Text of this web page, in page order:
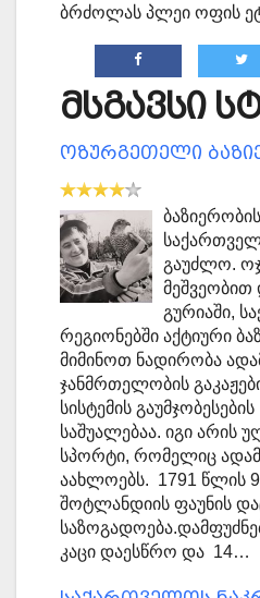
ბრძოლას პლეი ოფის
მსგავსი
ოზურგეთელი
გაუძლო.
მეშვეობით
გურიაში,
რეგიონებში აქტიური
მიმინოთ ნადირობა
ჯანმრთელობის
სისტემის
საშუალებაა. იგი არის
სპორტი, რომელიც
აახლოებს. 1791 წლის 9
შოტლანდიის ფაუნის
კაცი დაესწრო და 14…